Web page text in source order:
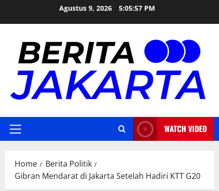
Agustus 9, 2026 5:05:58 PM
Primary
WATCH VIDEO
Home
Berita Politik
Gibran Mendarat di Jakarta Setelah Hadiri KTT G20